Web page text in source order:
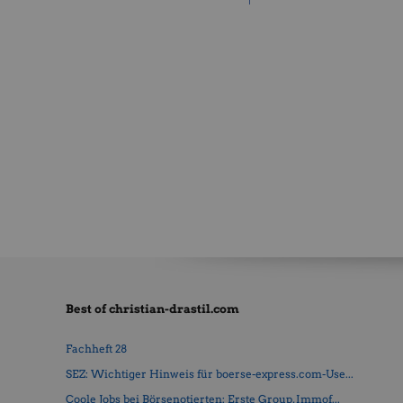
Best of christian-drastil.com
Fachheft 28
SEZ: Wichtiger Hinweis für boerse-express.com-Use...
Coole Jobs bei Börsenotierten: Erste Group, Immof...